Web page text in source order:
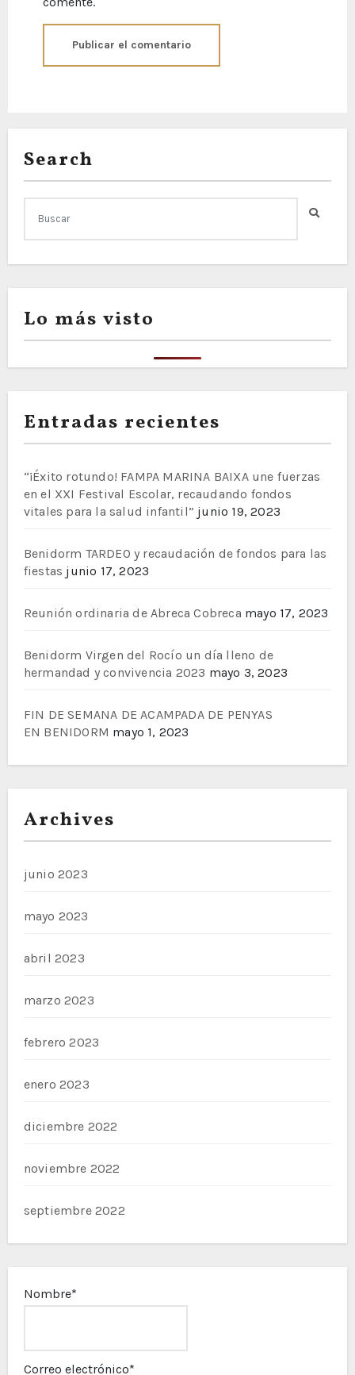
Search
Lo más visto
Entradas recientes
“¡Éxito rotundo! FAMPA MARINA BAIXA une fuerzas
en el XXI Festival Escolar, recaudando fondos
vitales para la salud infantil” junio 19, 2023
Benidorm TARDEO y recaudación de fondos para las
fiestas junio 17, 2023
Reunión ordinaria de Abreca Cobreca mayo 17, 2023
Benidorm Virgen del Rocío un día lleno de
hermandad y convivencia 2023 mayo 3, 2023
FIN DE SEMANA DE ACAMPADA DE PENYAS
EN BENIDORM mayo 1, 2023
Archives
junio 2023
mayo 2023
abril 2023
marzo 2023
febrero 2023
enero 2023
diciembre 2022
noviembre 2022
septiembre 2022
Nombre*
Correo electrónico*